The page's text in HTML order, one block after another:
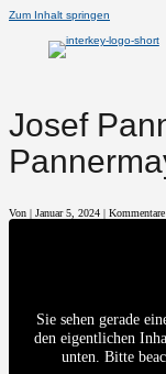
Zum Inhalt springen
Josef
Von | Januar 5, 2024 |
Sie sehen gerade
den eigentlichen
unten. Bitte